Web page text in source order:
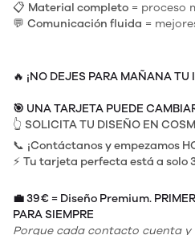
📋 Material completo = proceso
💬 Comunicación fluida =
🔥 ¡NO DEJES PARA MAÑANA
🎯 UNA TARJETA PUEDE
👆 SOLICITA TU DISEÑO EN
📞 ¡Contáctanos y empezamos
⚡ Tu tarjeta perfecta está a solo
💼39€ = Diseño Premium.
PARA SIEMPRE
Porque cada contacto cuenta y